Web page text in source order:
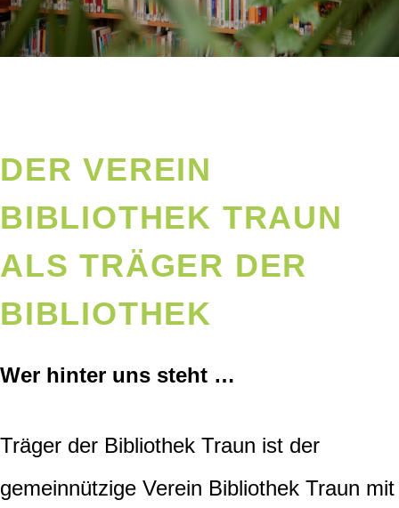
DER VEREIN
BIBLIOTHEK TRAUN
ALS TRÄGER DER
BIBLIOTHEK
Wer hinter uns steht …
Träger der Bibliothek Traun ist der
gemeinnützige Verein Bibliothek Traun mit